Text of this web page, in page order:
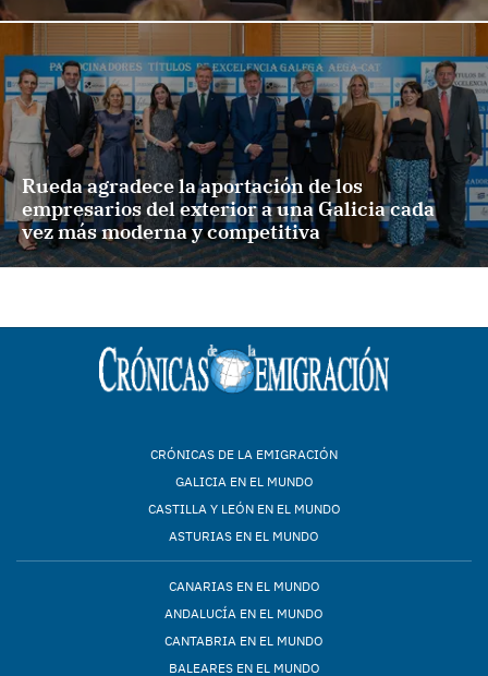
Rueda agradece la aportación de los
empresarios del exterior a una Galicia cada
vez más moderna y competitiva
CRÓNICAS DE LA EMIGRACIÓN
GALICIA EN EL MUNDO
CASTILLA Y LEÓN EN EL MUNDO
ASTURIAS EN EL MUNDO
CANARIAS EN EL MUNDO
ANDALUCÍA EN EL MUNDO
CANTABRIA EN EL MUNDO
BALEARES EN EL MUNDO